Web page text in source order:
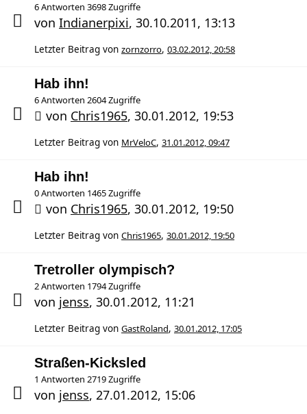
6 Antworten 3698 Zugriffe
von Indianerpixi, 30.10.2011, 13:13
Letzter Beitrag von zornzorro, 03.02.2012, 20:58
Hab ihn!
6 Antworten 2604 Zugriffe
von Chris1965, 30.01.2012, 19:53
Letzter Beitrag von MrVeloC, 31.01.2012, 09:47
Hab ihn!
0 Antworten 1465 Zugriffe
von Chris1965, 30.01.2012, 19:50
Letzter Beitrag von Chris1965, 30.01.2012, 19:50
Tretroller olympisch?
2 Antworten 1794 Zugriffe
von jenss, 30.01.2012, 11:21
Letzter Beitrag von GastRoland, 30.01.2012, 17:05
Straßen-Kicksled
1 Antworten 2719 Zugriffe
von jenss, 27.01.2012, 15:06